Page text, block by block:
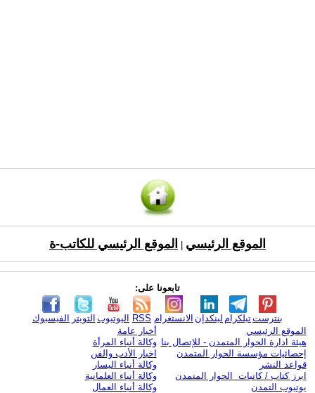
الموقع الرئيسي الموقع الرئيسي للكاتب-ة
تابعونا على:
الفيسبوك التويتر اليوتيوب RSS الانستغرام لينكدإن تيلكرامبنترست
الموقع الرئيسي
هيئة ادارة الحوار المتمدن - للإتصال بنا
إحصائيات مؤسسة الحوار المتمدن
قواعد النشر
ابرز كتاب / كاتبات الحوار المتمدن
يوتيوب التمدن
أخبار عامة
وكالة أنباء المرأة
اخبار الأدب والفن
وكالة أنباء اليسار
وكالة أنباء العلمانية
وكالة أنباء العمال